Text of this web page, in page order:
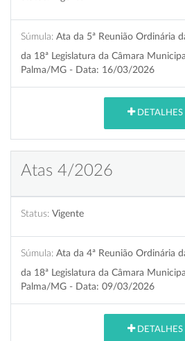
Súmula: Ata da 5ª Reunião Ordinária
da 18ª Legislatura da Câmara
Palma/MG - Data: 16/03/2026
DETALHES
Atas 4/2026
Status: Vigente
Súmula: Ata da 4ª Reunião Ordinária
da 18ª Legislatura da Câmara
Palma/MG - Data: 09/03/2026
DETALHES